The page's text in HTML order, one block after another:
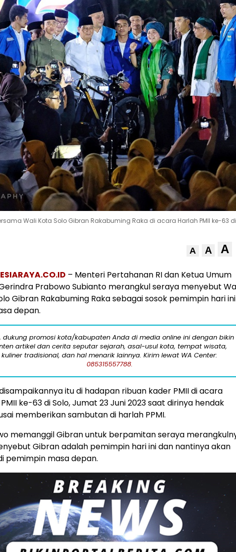
Wali Kota Solo Gibran Rakabuming Raka di acara Harlah PMII ke-63 di
A A A
– Menteri Pertahanan RI dan Ketua Umum
Prabowo Subianto merangkul seraya menyebut
Gibran Rakabuming Raka sebagai sosok pemimpin hari ini
depan.
dukung promosi kota/kabupaten Anda di media online ini dengan bikin
artikel dan cerita seputar sejarah, asal-usul kota, tempat wisata,
kuliner tradisional, dan hal menarik lainnya. Kirim lewat WA Center:
085315557788.
itu di hadapan ribuan kader PMII di acara
ke-63 di Solo, Jumat 23 Juni 2023 saat dirinya hendak
memberikan sambutan di harlah PPMI.
memanggil Gibran untuk berpamitan seraya
Gibran adalah pemimpin hari ini dan nantinya akan
pemimpin masa depan.